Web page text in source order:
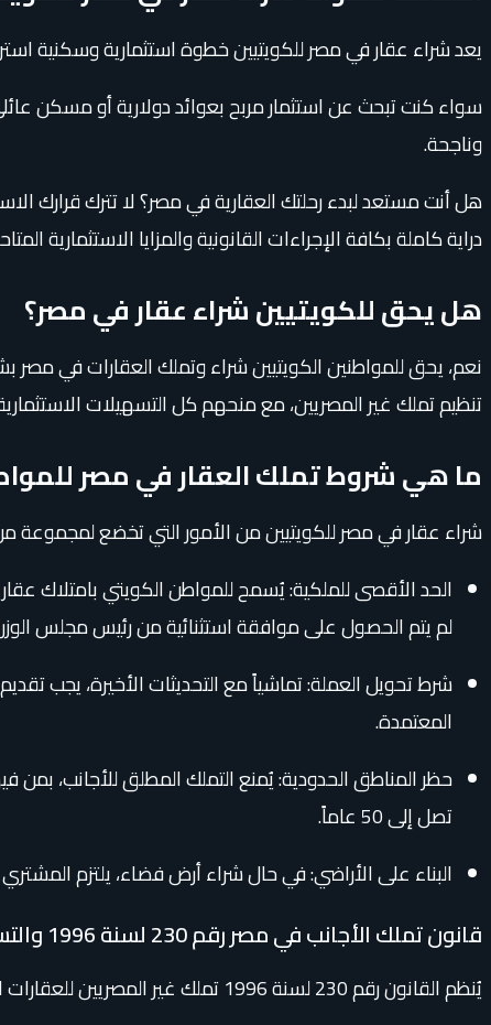
يعد شراء عقار في مصر للكويتيين خطوة استثمارية وسكنية
سواء كنت تبحث عن استثمار مربح بعوائد دولارية أو مسكن
وناجحة.
هل أنت مستعد لبدء رحلتك العقارية في مصر؟ لا تترك قرارك
دراية كاملة بكافة الإجراءات القانونية والمزايا الاستثمارية
هل يحق للكويتيين شراء عقار في مصر؟
نعم، يحق للمواطنين الكويتيين شراء وتملك العقارات في
تنظيم تملك غير المصريين، مع منحهم كل التسهيلات
ما هي شروط تملك العقار في مصر
شراء عقار في مصر للكويتيين من الأمور التي تخضع
لم يتم الحصول على موافقة استثنائية من رئيس مجلس
شرط تحويل العملة: تماشياً مع التحديثات الأخيرة، يجب
المعتمدة.
حظر المناطق الحدودية: يُمنع التملك المطلق للأجانب،
تصل إلى 50 عاماً.
البناء على الأراضي: في حال شراء أرض فضاء، يلتزم المشتري بالبدء في أعمال البناء
قانون تملك الأجانب في مصر رقم 230 لسنة 1996 والتسهيلات الحكومية
يُنظم القانون رقم 230 لسنة 1996 تملك غير المصريين للعقارات المبنية والأراضي الفضاء، وقد شهدت نصوصه تسهيلات حكومية واسعة لدعم الاستثمار العربي، أهمها: